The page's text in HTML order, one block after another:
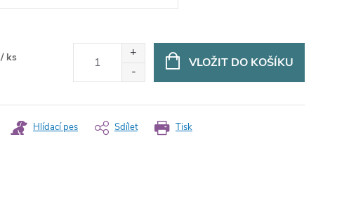
/ ks
VLOŽIT DO KOŠÍKU
Tisk
Hlídací pes Sdílet